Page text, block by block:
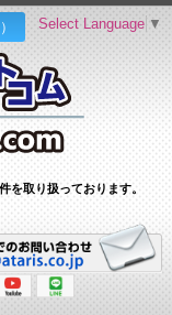
を取り扱っております。
Select Language ▼